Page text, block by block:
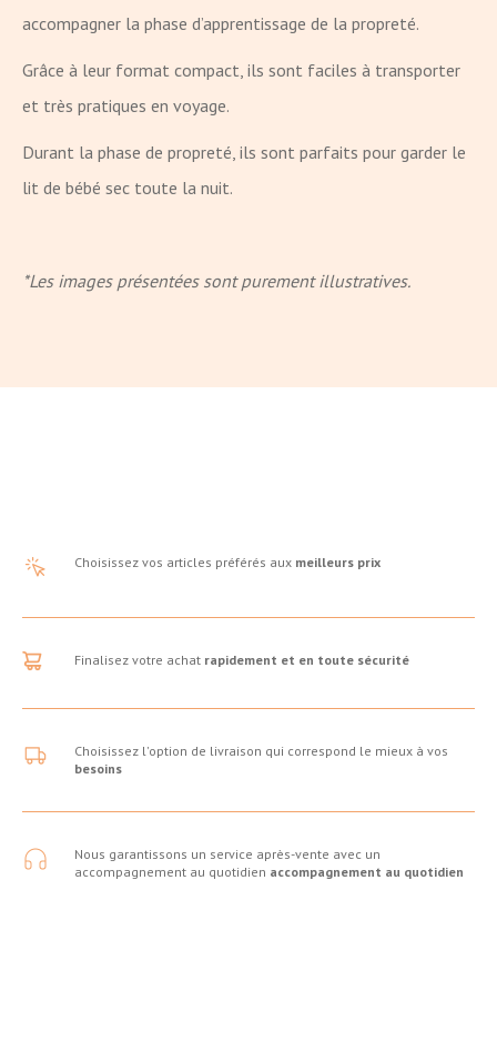
accompagner la phase d’apprentissage de la propreté.
Grâce à leur format compact, ils sont faciles à transporter
et très pratiques en voyage.
Durant la phase de propreté, ils sont parfaits pour garder le
lit de bébé sec toute la nuit.
*Les images présentées sont purement illustratives.
Choisissez vos articles préférés aux meilleurs prix
Finalisez votre achat rapidement et en toute sécurité
Choisissez l'option de livraison qui correspond le mieux à vos
besoins
Nous garantissons un service après-vente avec un
accompagnement au quotidien accompagnement au quotidien